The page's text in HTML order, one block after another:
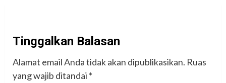
Tinggalkan Balasan
Alamat email Anda tidak akan dipublikasikan. Ruas
yang wajib ditandai *